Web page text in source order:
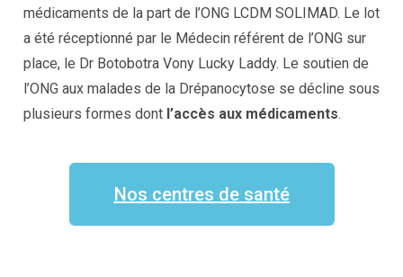
médicaments de la part de l’ONG LCDM SOLIMAD. Le lot
a été réceptionné par le Médecin référent de l’ONG sur
place, le Dr Botobotra Vony Lucky Laddy. Le soutien de
l’ONG aux malades de la Drépanocytose se décline sous
plusieurs formes dont l’accès aux médicaments.
Nos centres de santé